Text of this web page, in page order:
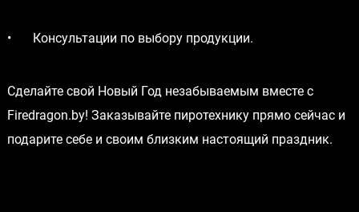
• Консультации по выбору продукции.
Сделайте свой Новый Год незабываемым вместе с
Firedragon.by! Заказывайте пиротехнику прямо сейчас и
подарите себе и своим близким настоящий праздник.